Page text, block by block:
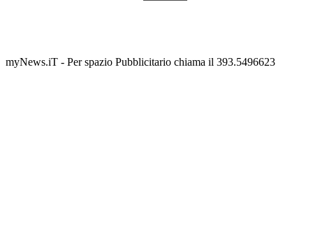
myNews.iT - Per spazio Pubblicitario chiama il 393.5496623